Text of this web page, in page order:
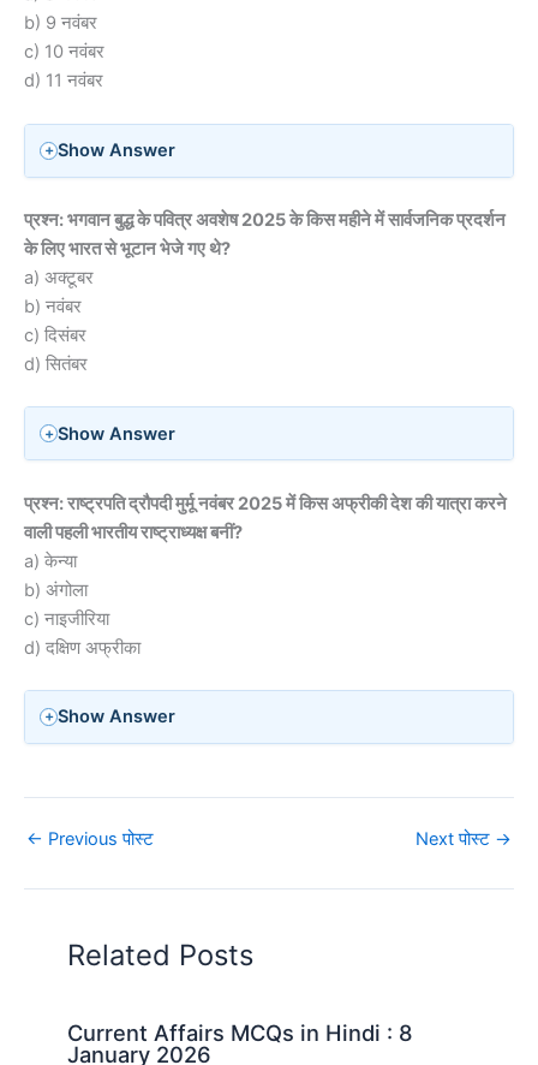
b) 9 नवंबर
c) 10 नवंबर
d) 11 नवंबर
Show Answer
प्रश्न: भगवान बुद्ध के पवित्र अवशेष 2025 के किस महीने में सार्वजनिक प्रदर्शन
के लिए भारत से भूटान भेजे गए थे?
a) अक्टूबर
b) नवंबर
c) दिसंबर
d) सितंबर
Show Answer
प्रश्न: राष्ट्रपति द्रौपदी मुर्मू नवंबर 2025 में किस अफ्रीकी देश की यात्रा करने
वाली पहली भारतीय राष्ट्राध्यक्ष बनीं?
a) केन्या
b) अंगोला
c) नाइजीरिया
d) दक्षिण अफ्रीका
Show Answer
← Previous पोस्ट Next पोस्ट →
Related Posts
Current Affairs MCQs in Hindi : 8
January 2026